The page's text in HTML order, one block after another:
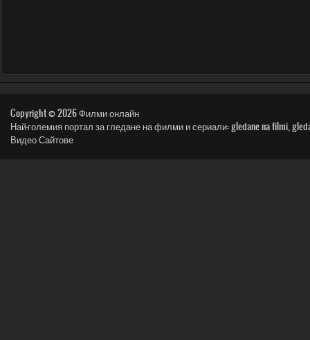
Copyright © 2026Филми онлайн
Най-големия портал за гледане на филми и сериали: gledane na filmi,
Видео Сайтове